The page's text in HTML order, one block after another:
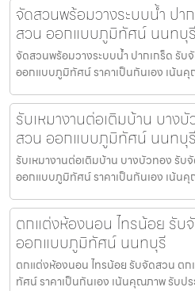
จัดสวนพร้อมวางระบบน้ำ ป
สวน ออกแบบภูมิทัศน์ นนทบุรี
จัดสวนพร้อมวางระบบน้ำ ปากเกร็ด รั
ออกแบบภูมิทัศน์ ราคาเป็นกันเอง เน้น
รับเหมางานต่อเติมบ้าน บาง
สวน ออกแบบภูมิทัศน์ นนทบุรี
รับเหมางานต่อเติมบ้าน บางบัวทอง รั
ออกแบบภูมิทัศน์ ราคาเป็นกันเอง เน้น
ตกแต่งห้องนอน ไทรน้อย รับ
ออกแบบภูมิทัศน์ นนทบุรี
ตกแต่งห้องนอน ไทรน้อย รับจัดสวน ต
ทัศน์ ราคาเป็นกันเอง เน้นคุณภาพ รับป